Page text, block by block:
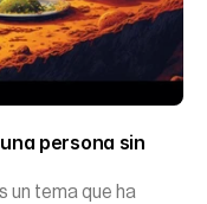
persona sin
un tema que ha